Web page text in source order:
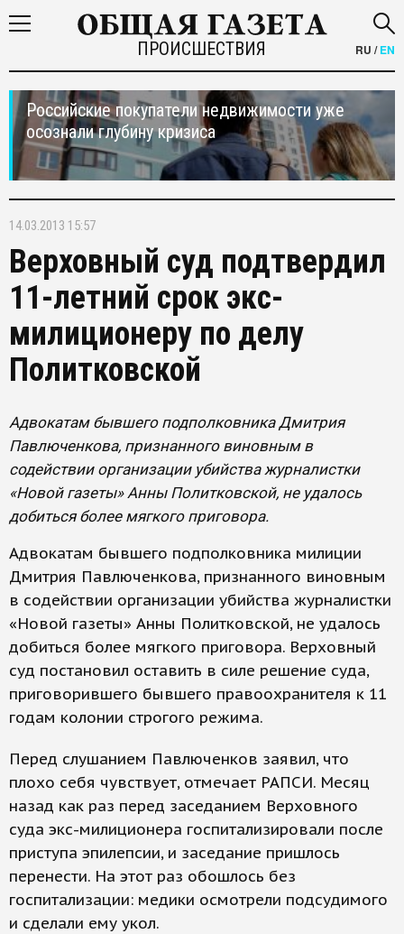
ПРОИСШЕСТВИЯ RU /EN
Российские покупатели недвижимости уже
осознали глубину кризиса
14.03.2013 15:57
Верховный суд подтвердил
11-летний срок экс-
милиционеру по делу
Политковской
Адвокатам бывшего подполковника Дмитрия
Павлюченкова, признанного виновным в
содействии организации убийства журналистки
«Новой газеты» Анны Политковской, не удалось
добиться более мягкого приговора.
Адвокатам бывшего подполковника милиции
Дмитрия Павлюченкова, признанного виновным
в содействии организации убийства журналистки
«Новой газеты» Анны Политковской, не удалось
добиться более мягкого приговора. Верховный
суд постановил оставить в силе решение суда,
приговорившего бывшего правоохранителя к 11
годам колонии строгого режима.
Перед слушанием Павлюченков заявил, что
плохо себя чувствует, отмечает РАПСИ. Месяц
назад как раз перед заседанием Верховного
суда экс-милиционера госпитализировали после
приступа эпилепсии, и заседание пришлось
перенести. На этот раз обошлось без
госпитализации: медики осмотрели подсудимого
и сделали ему укол.